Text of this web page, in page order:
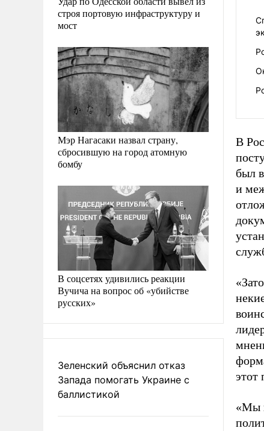
строя портовую инфраструктуру и
мост
Мэр Нагасаки назвал страну,
сбросившую на город атомную
бомбу
В соцсетях удивились реакции
Вучича на вопрос об «убийстве
русских»
Зеленский объяснил отказ
Запада помогать Украине с
баллистикой
В
был
и
этот
«Мы